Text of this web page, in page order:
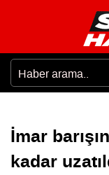
İmar
kadar